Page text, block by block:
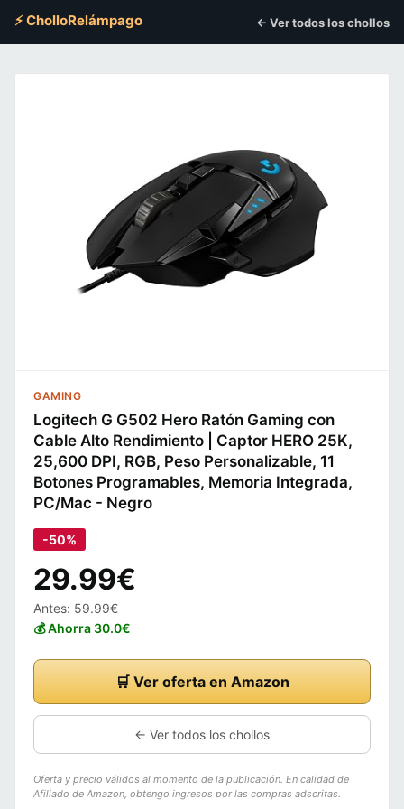
⚡ CholloRelámpago ← Ver todos los chollos
GAMING
Logitech G G502 Hero Ratón Gaming con
Cable Alto Rendimiento | Captor HERO 25K,
25,600 DPI, RGB, Peso Personalizable, 11
Botones Programables, Memoria Integrada,
PC/Mac - Negro
-50%
29.99€
Antes: 59.99€
💰 Ahorra 30.0€
🛒 Ver oferta en Amazon
← Ver todos los chollos
Oferta y precio válidos al momento de la publicación. En calidad de
Afiliado de Amazon, obtengo ingresos por las compras adscritas.